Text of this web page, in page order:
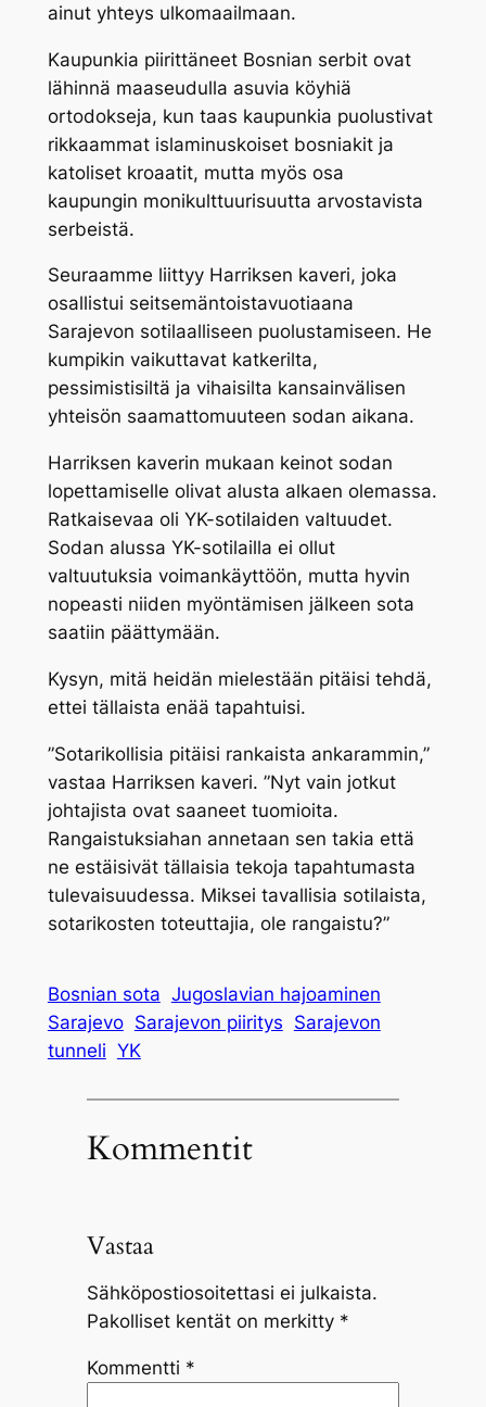
ainut yhteys ulkomaailmaan.
Kaupunkia piirittäneet Bosnian serbit ovat
lähinnä maaseudulla asuvia köyhiä
ortodokseja, kun taas kaupunkia puolustivat
rikkaammat islaminuskoiset bosniakit ja
katoliset kroaatit, mutta myös osa
kaupungin monikulttuurisuutta arvostavista
serbeistä.
Seuraamme liittyy Harriksen kaveri, joka
osallistui seitsemäntoistavuotiaana
Sarajevon sotilaalliseen puolustamiseen. He
kumpikin vaikuttavat katkerilta,
pessimistisiltä ja vihaisilta kansainvälisen
yhteisön saamattomuuteen sodan aikana.
Harriksen kaverin mukaan keinot sodan
lopettamiselle olivat alusta alkaen olemassa.
Ratkaisevaa oli YK-sotilaiden valtuudet.
Sodan alussa YK-sotilailla ei ollut
valtuutuksia voimankäyttöön, mutta hyvin
nopeasti niiden myöntämisen jälkeen sota
saatiin päättymään.
Kysyn, mitä heidän mielestään pitäisi tehdä,
ettei tällaista enää tapahtuisi.
”Sotarikollisia pitäisi rankaista ankarammin,”
vastaa Harriksen kaveri. ”Nyt vain jotkut
johtajista ovat saaneet tuomioita.
Rangaistuksiahan annetaan sen takia että
ne estäisivät tällaisia tekoja tapahtumasta
tulevaisuudessa. Miksei tavallisia sotilaista,
sotarikosten toteuttajia, ole rangaistu?”
Bosnian sota Jugoslavian hajoaminen
Sarajevo Sarajevon piiritys Sarajevon
tunneli YK
Kommentit
Vastaa
Sähköpostiosoitettasi ei julkaista.
Pakolliset kentät on merkitty *
Kommentti *